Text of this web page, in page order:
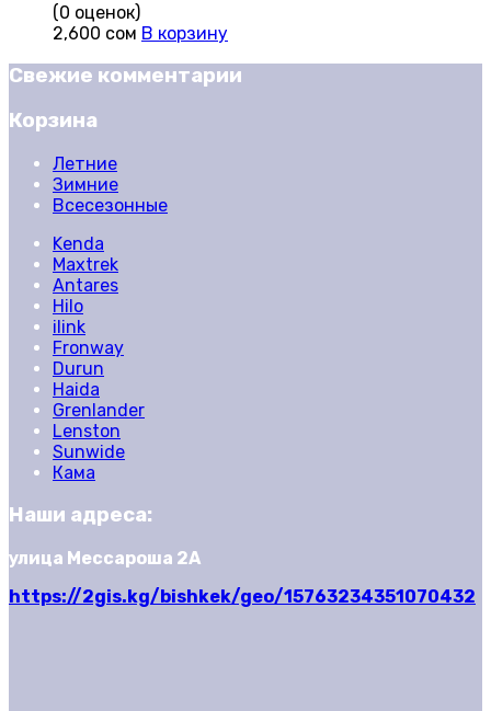
(0 оценок)
2,600 сом В корзину
Свежие комментарии
Корзина
Летние
Зимние
Всесезонные
Kenda
Maxtrek
Antares
Hilo
ilink
Fronway
Durun
Haida
Grenlander
Lenston
Sunwide
Кама
Наши адреса:
улица Мессароша 2А
https://2gis.kg/bishkek/geo/15763234351070432